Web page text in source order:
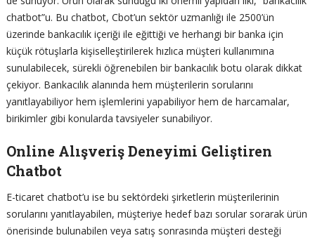
chatbot”u. Bu chatbot, Cbot’un sektör uzmanlığı ile 2500’ün
üzerinde bankacılık içeriği ile eğittiği ve herhangi bir banka için
küçük rötuşlarla kişiselleştirilerek hızlıca müşteri kullanımına
sunulabilecek, sürekli öğrenebilen bir bankacılık botu olarak dikkat
çekiyor. Bankacılık alanında hem müşterilerin sorularını
yanıtlayabiliyor hem işlemlerini yapabiliyor hem de harcamalar,
birikimler gibi konularda tavsiyeler sunabiliyor.
Online Alışveriş Deneyimi Geliştiren
Chatbot
E-ticaret chatbot’u ise bu sektördeki şirketlerin müşterilerinin
sorularını yanıtlayabilen, müşteriye hedef bazı sorular sorarak ürün
önerisinde bulunabilen veya satış sonrasında müşteri desteği